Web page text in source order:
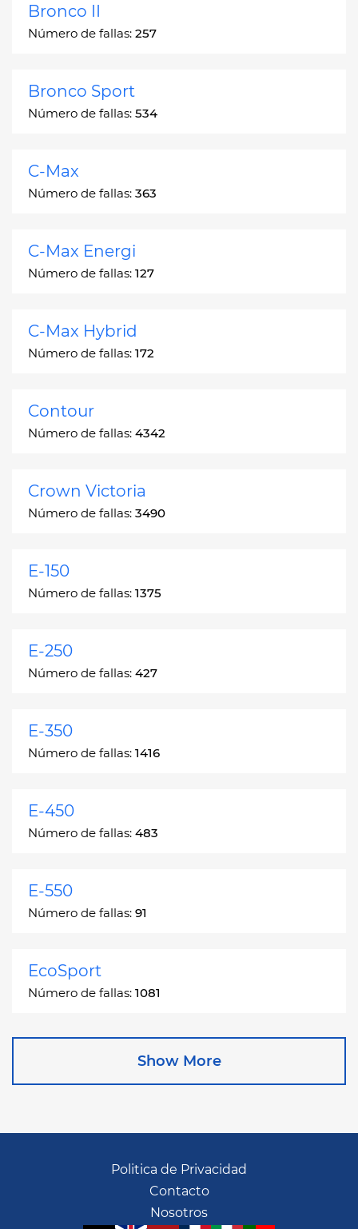
Bronco II
Número de fallas: 257
Bronco Sport
Número de fallas: 534
C-Max
Número de fallas: 363
C-Max Energi
Número de fallas: 127
C-Max Hybrid
Número de fallas: 172
Contour
Número de fallas: 4342
Crown Victoria
Número de fallas: 3490
E-150
Número de fallas: 1375
E-250
Número de fallas: 427
E-350
Número de fallas: 1416
E-450
Número de fallas: 483
E-550
Número de fallas: 91
EcoSport
Número de fallas: 1081
Escape
Show More
Politica de Privacidad
Contacto
Nosotros